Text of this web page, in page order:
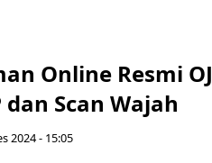
Online Resmi
dan Scan Wajah
2024 - 15:05